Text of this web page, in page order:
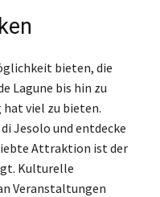
bieten, die
Lagune bis hin zu
hat viel zu bieten.
Jesolo und entdecke
Attraktion ist der
Kulturelle
Veranstaltungen